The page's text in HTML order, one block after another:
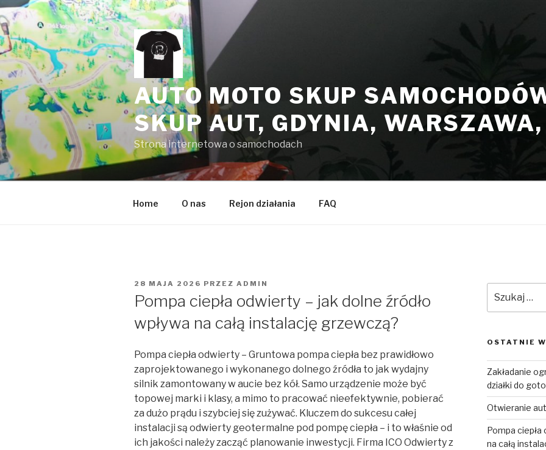
Przeskocz
do
treści
AUTO MOTO SKUP
SKUP AUT, GDYNIA,
Strona internetowa o samochodach
Home O nas Rejon działania FAQ
OPUBLIKOWANE
W
28 MAJA 2026 PRZEZ ADMIN
Pompa ciepła odwierty – jak dolne źródło
wpływa na całą instalację grzewczą?
Pompa ciepła odwierty – Gruntowa pompa ciepła bez prawidłowo
zaprojektowanego i wykonanego dolnego źródła to jak wydajny
silnik zamontowany w aucie bez kół. Samo urządzenie może być
topowej marki i klasy, a mimo to pracować nieefektywnie, pobierać
za dużo prądu i szybciej się zużywać. Kluczem do sukcesu całej
instalacji są odwierty geotermalne pod pompę ciepła – i to właśnie od
ich jakości należy zacząć planowanie inwestycji. Firma ICO Odwierty z
OSTATNIE
Zakładanie
działki do
Otwieranie
Pompa ciepła
na całą